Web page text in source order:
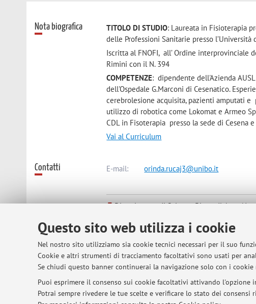
Questo sito web utilizza i cookie
Nel nostro sito utilizziamo sia cookie tecnici necessari per il suo
Cookie e altri strumenti di tracciamento facoltativi sono usati per
Se chiudi questo banner continuerai la navigazione solo con i cookie
Puoi esprimere il consenso sui cookie facoltativi attivando l'opzione
Potrai sempre rivedere le tue scelte e verificare lo stato dei
Nota biografica TITOLO DI STUDIO: Laureata in Fisioterapia
delle Professioni Sanitarie presso l’Università
Iscritta al FNOFI, all’ Ordine interprovinciale
Rimini con il N. 394
COMPETENZE: dipendente dell'Azienda
dell'Ospedale G.Marconi di Cesenatico.
cerebrolesione acquisita, pazienti amputati
utilizzo di robotica come Lokomat e Armeo
CDL in Fisoterapia presso la sede di Cesena
Vai al Curriculum
Contatti E-mail: orinda.rucaj3@unibo.it
Dipartimento di Scienze Biomediche e
Orario di ricevimento Dal lunedì al venerdì dalle 8:00 alle 15:30
T elefono : 0547 674834
E-Mail: orinda.rucaj3@unibo.it